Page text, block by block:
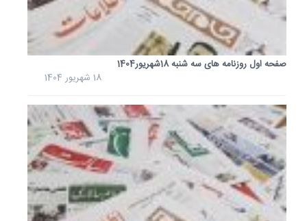
صفحه اول روزنامه های سه شنبه 18شهریور1404
18 شهریور 1404
1404